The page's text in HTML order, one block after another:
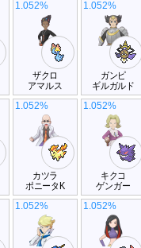
ザクロ
アマルス
1.052%
ガンピ
ギルガルド
1.052%
カツラ
ポニータK
1.052%
キクコ
ゲンガー
1.052%
1.052% 1.052%